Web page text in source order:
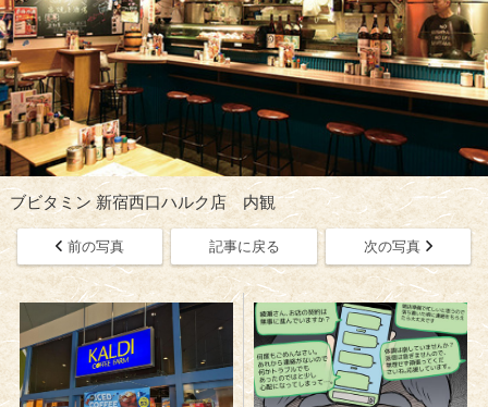
ブビタミン 新宿西口ハルク店 内観
前の写真 記事に戻る 次の写真